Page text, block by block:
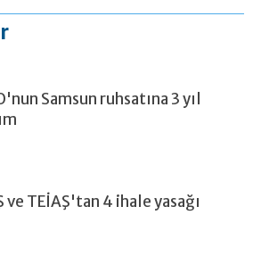
Samsun ruhsatına 3 yıl
ve TEİAŞ'tan 4 ihale yasağı